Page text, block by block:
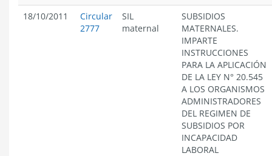
18/10/2011
Circular
2777
SIL
maternal
SUBSIDIOS
MATERNALES.
IMPARTE
INSTRUCCIONES
PARA LA APLICACIÓN
DE LA LEY N° 20.545
A LOS ORGANISMOS
ADMINISTRADORES
DEL REGIMEN DE
SUBSIDIOS POR
INCAPACIDAD
LABORAL